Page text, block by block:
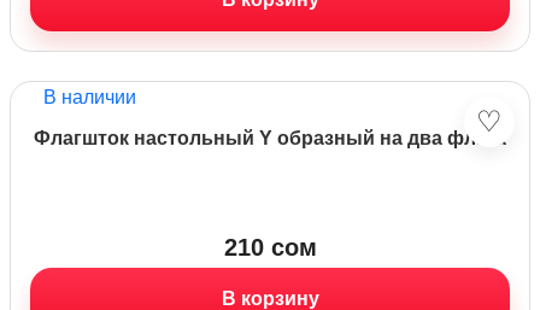
В наличии
♡
Флагшток настольный Y образный на два флага
210 сом
В корзину